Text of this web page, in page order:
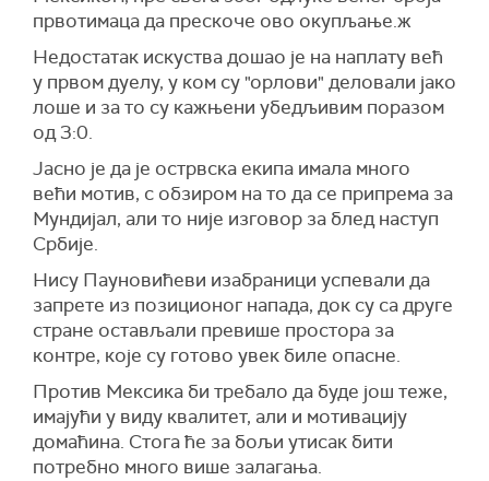
првотимаца да прескоче ово окупљање.ж
Недостатак искуства дошао је на наплату већ
у првом дуелу, у ком су "орлови" деловали јако
лоше и за то су кажњени убедљивим поразом
од 3:0.
Јасно је да је острвска екипа имала много
већи мотив, с обзиром на то да се припрема за
Мундијал, али то није изговор за блед наступ
Србије.
Нису Пауновићеви изабраници успевали да
запрете из позиционог напада, док су са друге
стране остављали превише простора за
контре, које су готово увек биле опасне.
Против Мексика би требало да буде још теже,
имајући у виду квалитет, али и мотивацију
домаћина. Стога ће за бољи утисак бити
потребно много више залагања.